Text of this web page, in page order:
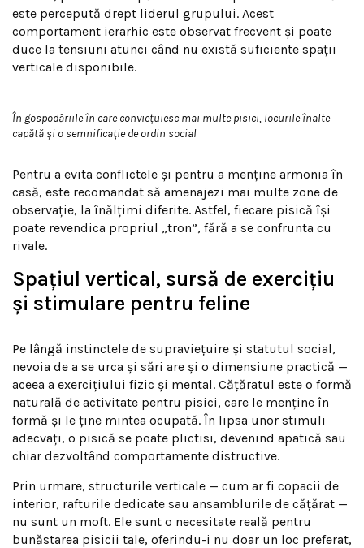
este percepută drept liderul grupului. Acest
comportament ierarhic este observat frecvent și poate
duce la tensiuni atunci când nu există suficiente spații
verticale disponibile.
În gospodăriile în care conviețuiesc mai multe pisici, locurile înalte
capătă și o semnificație de ordin social
Pentru a evita conflictele și pentru a menține armonia în
casă, este recomandat să amenajezi mai multe zone de
observație, la înălțimi diferite. Astfel, fiecare pisică își
poate revendica propriul „tron”, fără a se confrunta cu
rivale.
Spațiul vertical, sursă de exercițiu
și stimulare pentru feline
Pe lângă instinctele de supraviețuire și statutul social,
nevoia de a se urca și sări are și o dimensiune practică —
aceea a exercițiului fizic și mental. Cățăratul este o formă
naturală de activitate pentru pisici, care le menține în
formă și le ține mintea ocupată. În lipsa unor stimuli
adecvați, o pisică se poate plictisi, devenind apatică sau
chiar dezvoltând comportamente distructive.
Prin urmare, structurile verticale — cum ar fi copacii de
interior, rafturile dedicate sau ansamblurile de cățărat —
nu sunt un moft. Ele sunt o necesitate reală pentru
bunăstarea pisicii tale, oferindu-i nu doar un loc preferat,